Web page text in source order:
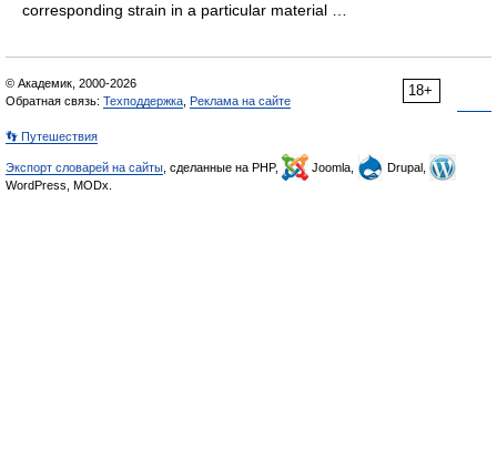
corresponding strain in a particular material …
18+
© Академик, 2000-2026
Обратная связь: Техподдержка Реклама на сайте
👣 Путешествия
Экспорт словарей на сайты , сделанные на PHP, Joomla,
Drupal,
WordPress, MODx.